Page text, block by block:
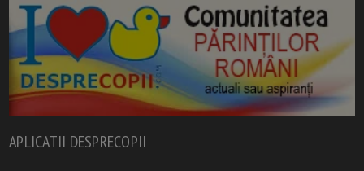
APLICATII DESPRECOPII